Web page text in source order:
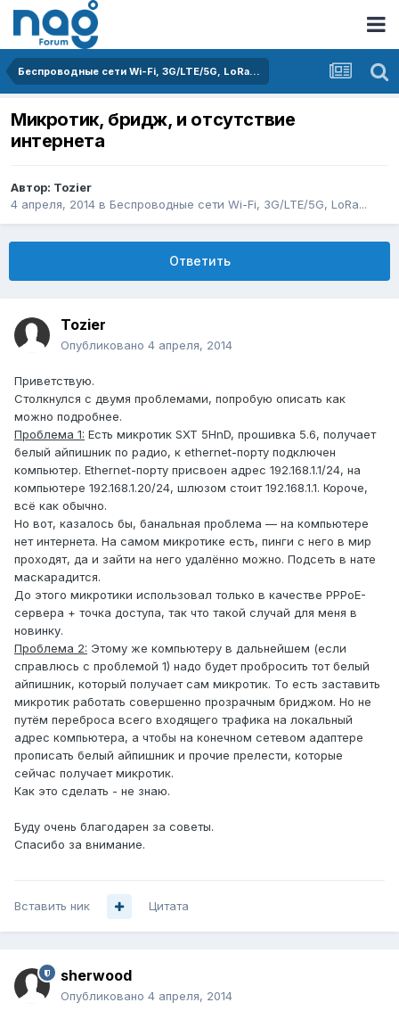
Беспроводные сети Wi-Fi, 3G/LTE/5G, LoRa...
Микротик, бридж, и отсутствие
интернета
Автор: Tozier
4 апреля, 2014 в Беспроводные сети Wi-Fi, 3G/LTE/5G, LoRa...
Ответить
Tozier
Опубликовано 4 апреля, 2014
Приветствую.
Столкнулся с двумя проблемами, попробую описать как
можно подробнее.
Проблема 1: Есть микротик SXT 5HnD, прошивка 5.6, получает
белый айпишник по радио, к ethernet-порту подключен
компьютер. Ethernet-порту присвоен адрес 192.168.1.1/24, на
компьютере 192.168.1.20/24, шлюзом стоит 192.168.1.1. Короче,
всё как обычно.
Но вот, казалось бы, банальная проблема — на компьютере
нет интернета. На самом микротике есть, пинги с него в мир
проходят, да и зайти на него удалённо можно. Подсеть в нате
маскарадится.
До этого микротики использовал только в качестве PPPoE-
сервера + точка доступа, так что такой случай для меня в
новинку.
Проблема 2: Этому же компьютеру в дальнейшем (если
справлюсь с проблемой 1) надо будет пробросить тот белый
айпишник, который получает сам микротик. То есть заставить
микротик работать совершенно прозрачным бриджом. Но не
путём переброса всего входящего трафика на локальный
адрес компьютера, а чтобы на конечном сетевом адаптере
прописать белый айпишник и прочие прелести, которые
сейчас получает микротик.
Как это сделать - не знаю.
Буду очень благодарен за советы.
Спасибо за внимание.
Вставить ник Цитата
sherwood
Опубликовано 4 апреля, 2014